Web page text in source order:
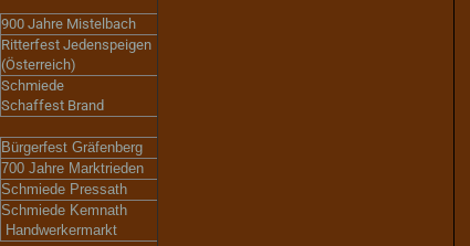
900 Jahre Mistelbach
Ritterfest Jedenspeigen
(Österreich)
Schmiede
Schaffest Brand
Bürgerfest Gräfenberg
700 Jahre Marktrieden
Schmiede Pressath
Schmiede Kemnath
Handwerkermarkt